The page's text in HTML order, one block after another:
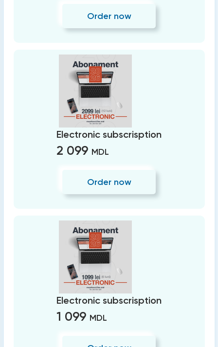
Order now
Electronic subscrisption
2 099 MDL
Order now
Electronic subscrisption
1 099 MDL